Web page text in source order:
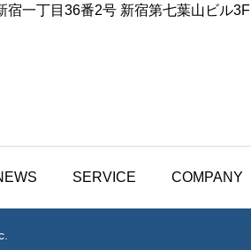
宿一丁目36番2号 新宿第七葉山ビル3F
SERVICE COMPANY